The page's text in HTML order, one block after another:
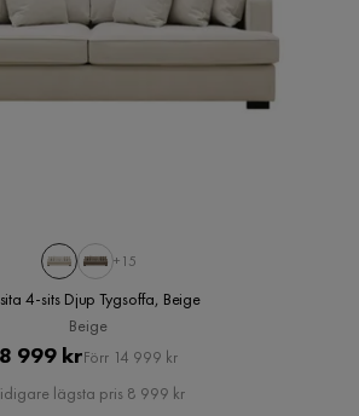
+15
4-sits Djup Tygsoffa, Beige
Beige
Pris
8 999 krOriginal
Pris
Förr 14 999 kr
lägsta pris 8 999 kr